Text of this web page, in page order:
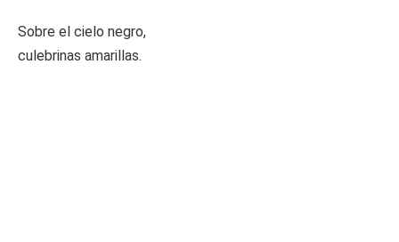
Sobre el cielo negro,
culebrinas amarillas.